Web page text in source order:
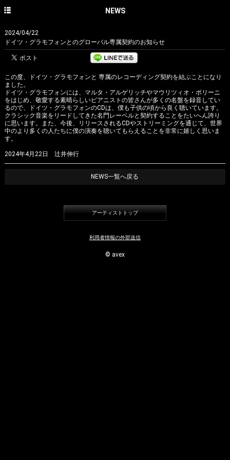
NEWS
2024/04/22
ドイツ・グラモフォンとのグローバル専属契約のお知らせ
この度、ドイツ・グラモフォンと 専属のレコーディング契約を結ぶことになり
ました。
ドイツ・グラモフォンには、マルタ・アルゲリッチやマウリツィオ・ポリーニ
をはじめ、敬愛する素晴らしいピアニストの皆さんが多くの名盤を録音してい
るので、ドイツ・グラモフォンのCDは、僕も子供の頃から良く聴いています。
クラシック音楽をリードしてきた名門レーベルと契約することをたいへん誇り
に思います。また、今後、リリースされるCDやストリーミングを通じて、世界
中のより多くの人たちに僕の演奏を聴いてもらえることを非常に嬉しく思いま
す。
2024年4月22日 辻井伸行
NEWS一覧へ戻る
アーティストトップ
利用者情報の外部送信
© avex
NEWS
CONCERT
PROFILE
PHOTO GALLERY
CONTACT
avex classics twitter